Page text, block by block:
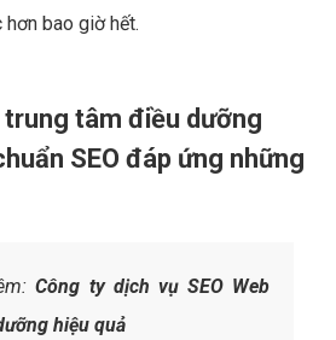
bao giờ hết.
tâm điều dưỡng
SEO đáp ứng những
Công ty dịch vụ SEO Web
hiệu quả